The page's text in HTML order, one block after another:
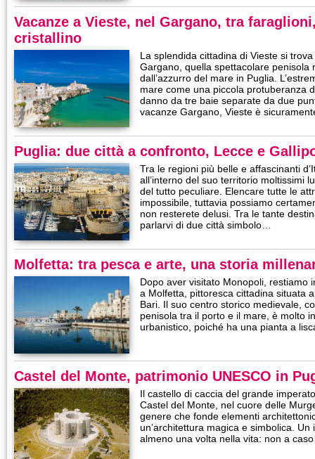
Vacanze a Vieste, nel Gargano, tra
cristallino
La splendida cittadina di Vieste si
Gargano, quella spettacolare penisola
dall’azzurro del mare in Puglia.
mare come una piccola protuberanza
danno da tre baie separate da due
vacanze Gargano, Vieste è
Puglia: due città a confronto, Lecce e
Tra le regioni più belle e affascinanti
all’interno del suo territorio moltissimi
del tutto peculiare. Elencare tutte le
impossibile, tuttavia possiamo
non resterete delusi. Tra le tante
parlarvi di due città simbolo…
Molfetta: tra pesca e arte, una storia
Dopo aver visitato Monopoli, restiamo
a Molfetta, pittoresca cittadina situata
Bari. Il suo centro storico medievale,
penisola tra il porto e il mare, è molto
urbanistico, poiché ha una pianta a
Castel del Monte, patrimonio UNESCO in
Il castello di caccia del grande
Castel del Monte, nel cuore delle
genere che fonde elementi
un’architettura magica e simbolica.
almeno una volta nella vita: non a